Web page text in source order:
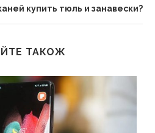
купить тюль и занавески?
ТАКОЖ